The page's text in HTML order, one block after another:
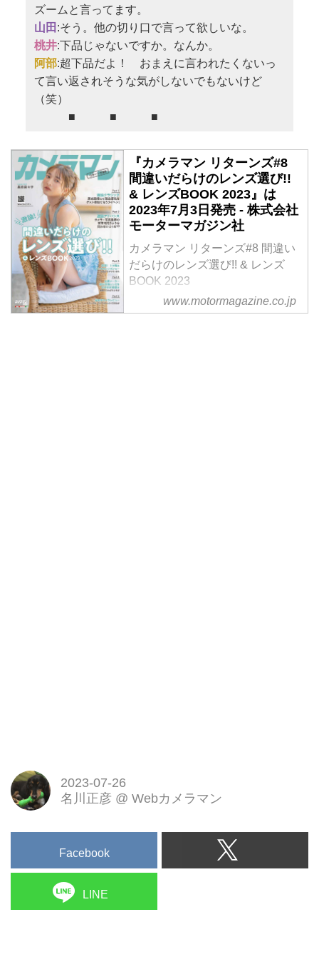
ズームと言ってます。
山田 :そう。他の切り口で言って欲しいな。
桃井:下品じゃないですか。なんか。
阿部:超下品だよ！ おまえに言われたくないっ
て言い返されそうな気がしないでもないけど
（笑）
■ ■ ■
『カメラマン リターンズ#8
間違いだらけのレンズ選び!!
& レンズBOOK 2023』は
2023年7月3日発売 - 株式会社
モーターマガジン社
カメラマン リターンズ#8 間違い
だらけのレンズ選び!! & レンズ
BOOK 2023
定価 1,580円（本体 1,436円）
今年もやります！ 好評の「激論
www.motormagazine.co.jp
2023-07-26
名川正彦 @ Webカメラマン
Facebook
LINE